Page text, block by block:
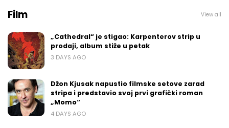
Film View all
„Cathedral“ je stigao: Karpenterov strip u
prodaji, album stiže u petak
3 DAYS AGO
Džon Kjusak napustio filmske setove zarad
stripa i predstavio svoj prvi grafički roman
„Momo“
4 DAYS AGO